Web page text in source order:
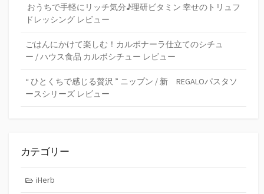
おうちで手軽にリッチ気分♪理研ビタミン 幸せのトリュフ
ドレッシング レビュー
ごはんにかけて楽しむ！カルボナーラ仕立てのシチュ
ー / ハウス食品 カルボシチュー レビュー
“ ひとくちで感じる贅沢 ” ニップン / 新 REGALOパスタソ
ースシリーズ レビュー
カテゴリー
iHerb